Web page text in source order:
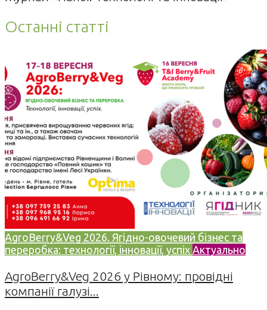
Останні статті
AgroBerry&Veg 2026. Ягідно-овочевий бізнес та
переробка: технології, інновації, успіх Актуально
AgroBerry&Veg 2026 у Рівному: провідні
компанії галузі...